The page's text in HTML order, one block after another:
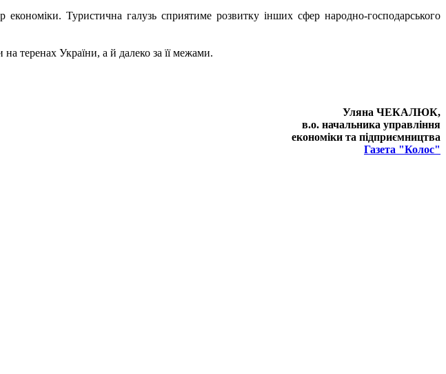
Туристична галузь сприятиме розвитку інших сфер народно-господарського
теренах України, а й далеко за її межами.
Уляна ЧЕКАЛЮК,
в.о. начальника управління
економіки та підприємництва
Газета "Колос"